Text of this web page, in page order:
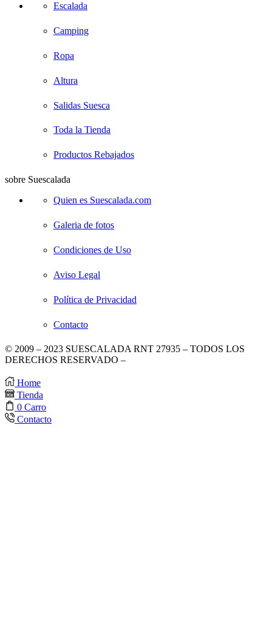
Escalada
Camping
Ropa
Altura
Salidas Suesca
Toda la Tienda
Productos Rebajados
sobre Suescalada
Quien es Suescalada.com
Galeria de fotos
Condiciones de Uso
Aviso Legal
Política de Privacidad
Contacto
© 2009 – 2023 SUESCALADA RNT 27935 – TODOS LOS
DERECHOS RESERVADO –
Home
Tienda
0 Carro
Contacto